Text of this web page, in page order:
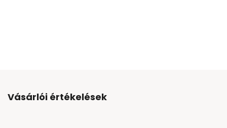
Vásárlói értékelések